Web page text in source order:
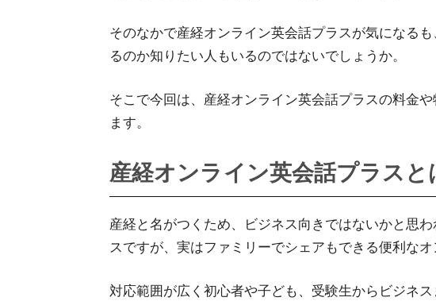
そのなかで産経オンライン英会話プラスが気になる
るのか知りたい人もいるのではないでしょうか。
そこで今回は、産経オンライン英会話プラスの料金
ます。
産経オンライン英会話プラスと
産経と名がつくため、ビジネス向きではないかと思
スですが、実はファミリーでシェアもできる便利なオ
対応範囲が広く初心者や子ども、受験生からビジネ